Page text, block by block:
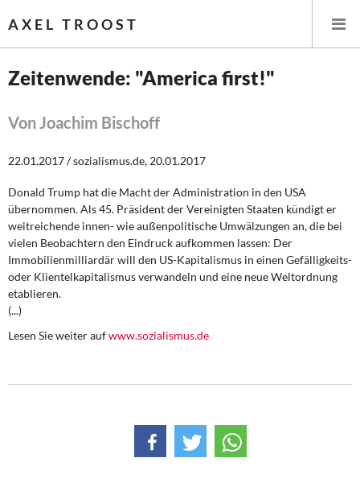
AXEL TROOST
Leitlinien linker Wirtschafts- und Finanzpolitik
Wirtschaftspolitik
Steuer- und Finanzpolitik
Öffentliche Infrastruktur und Daseinsvorsorge
Eurokrise und Griechenland
Zeitenwende: "America first!"
Von Joachim Bischoff
22.01.2017 / sozialismus.de, 20.01.2017
Donald Trump hat die Macht der Administration in den USA
übernommen. Als 45. Präsident der Vereinigten Staaten kündigt er
weitreichende innen- wie außenpolitische Umwälzungen an, die bei
vielen Beobachtern den Eindruck aufkommen lassen: Der
Immobilienmilliardär will den US-Kapitalismus in einen Gefälligkeits-
oder Klientelkapitalismus verwandeln und eine neue Weltordnung
etablieren.
(...)
Lesen Sie weiter aufwww.sozialismus.de